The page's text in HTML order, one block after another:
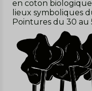
en coton
lieux symboliques
Pointures du 30 au